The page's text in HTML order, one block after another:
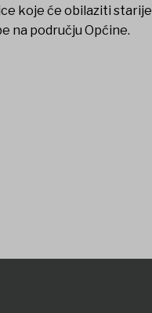
koje će obilaziti starije
na području Općine.